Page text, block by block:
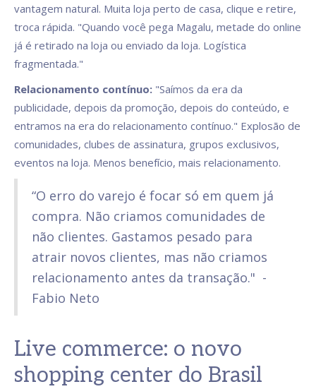
vantagem natural. Muita loja perto de casa, clique e retire,
troca rápida. "Quando você pega Magalu, metade do online
já é retirado na loja ou enviado da loja. Logística
fragmentada."
Relacionamento contínuo: "Saímos da era da
publicidade, depois da promoção, depois do conteúdo, e
entramos na era do relacionamento contínuo." Explosão de
comunidades, clubes de assinatura, grupos exclusivos,
eventos na loja. Menos benefício, mais relacionamento.
“O erro do varejo é focar só em quem já
compra. Não criamos comunidades de
não clientes. Gastamos pesado para
atrair novos clientes, mas não criamos
relacionamento antes da transação." -
Fabio Neto
Live commerce: o novo
shopping center do Brasil